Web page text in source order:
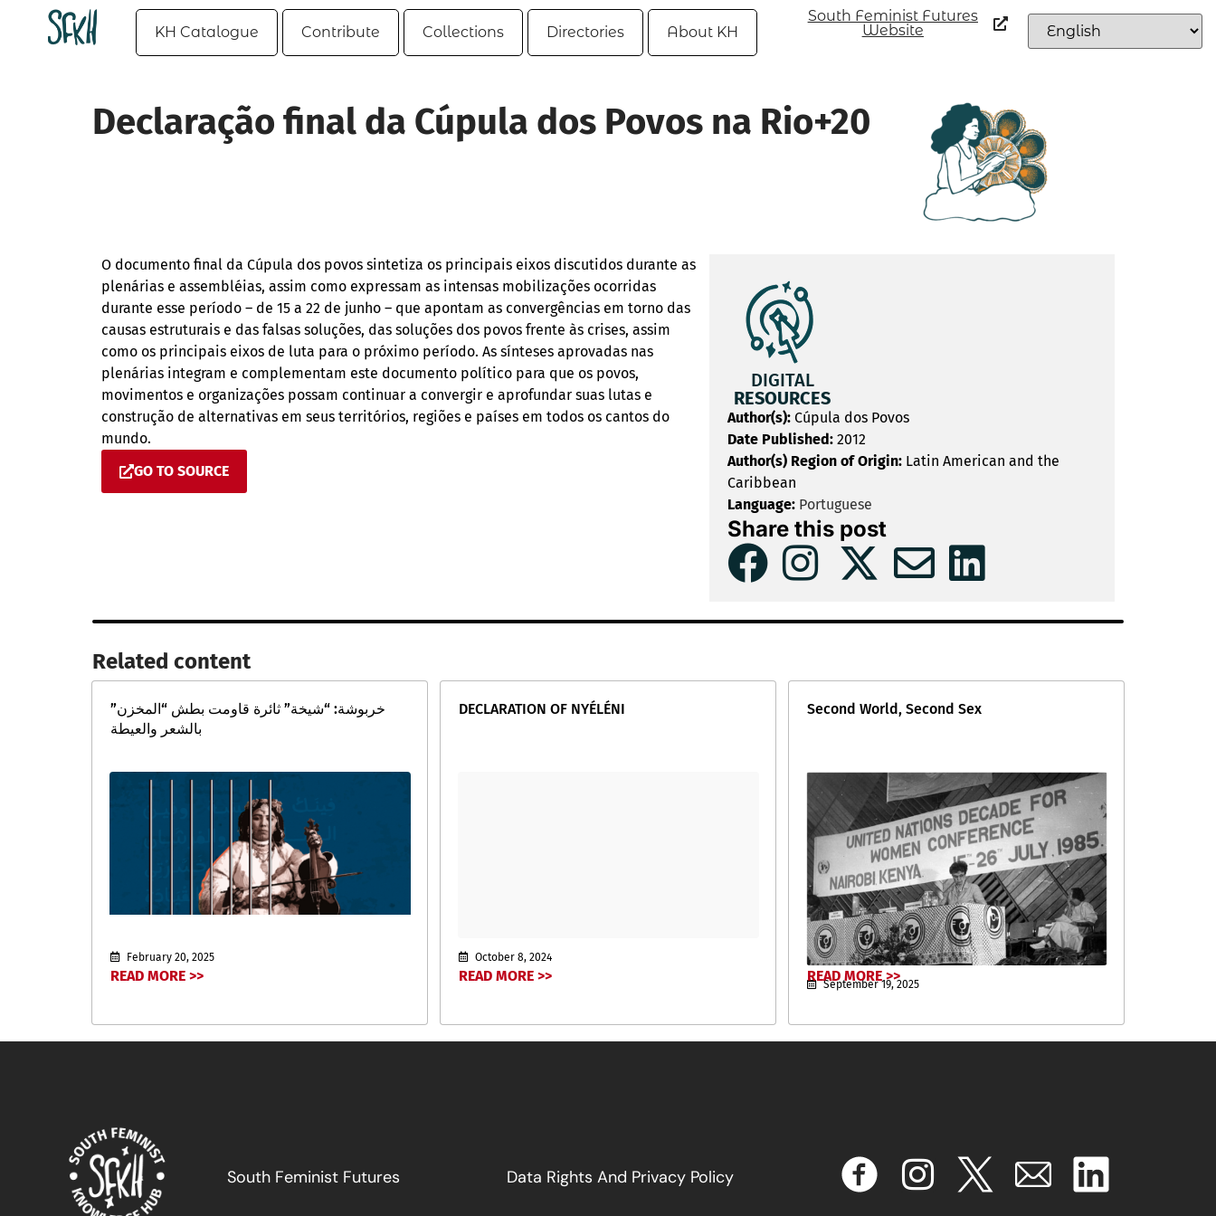
KH Catalogue Contribute Collections Directories About KH
South Feminist Futures
Website
Declaração final da Cúpula dos Povos na Rio+20
O documento final da Cúpula dos povos sintetiza os principais eixos discutidos durante as
plenárias e assembléias, assim como expressam as intensas mobilizações ocorridas
durante esse período – de 15 a 22 de junho – que apontam as convergências em torno das
causas estruturais e das falsas soluções, das soluções dos povos frente às crises, assim
como os principais eixos de luta para o próximo período. As sínteses aprovadas nas
plenárias integram e complementam este documento político para que os povos,
movimentos e organizações possam continuar a convergir e aprofundar suas lutas e
construção de alternativas em seus territórios, regiões e países em todos os cantos do
mundo.
GO TO SOURCE
DIGITAL
RESOURCES
Author(s): Cúpula dos Povos
Date Published: 2012
Author(s) Region of Origin: Latin American and the
Caribbean
Language: Portuguese
Share this post
Related content​
خربوشة: “شيخة” ثائرة قاومت بطش “المخزن”
بالشعر والعيطة
February 20, 2025
READ MORE >>
DECLARATION OF NYÉLÉNI
October 8, 2024
READ MORE >>
Second World, Second Sex
September 19, 2025
READ MORE >>
South Feminist Futures Data Rights And Privacy Policy